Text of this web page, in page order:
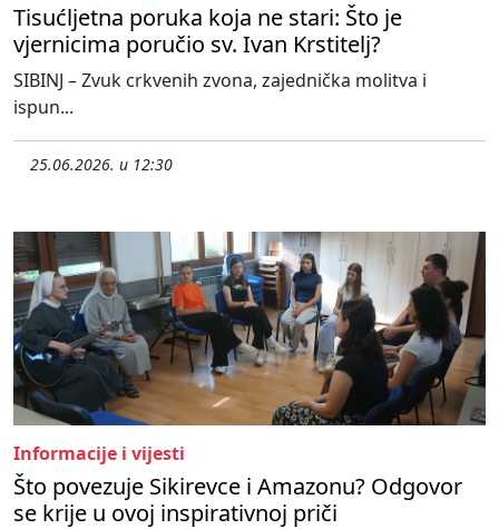
Tisućljetna poruka koja ne stari: Što je
vjernicima poručio sv. Ivan Krstitelj?
SIBINJ – Zvuk crkvenih zvona, zajednička molitva i
ispun...
25.06.2026. u 12:30
Informacije i vijesti
Što povezuje Sikirevce i Amazonu? Odgovor
se krije u ovoj inspirativnoj priči